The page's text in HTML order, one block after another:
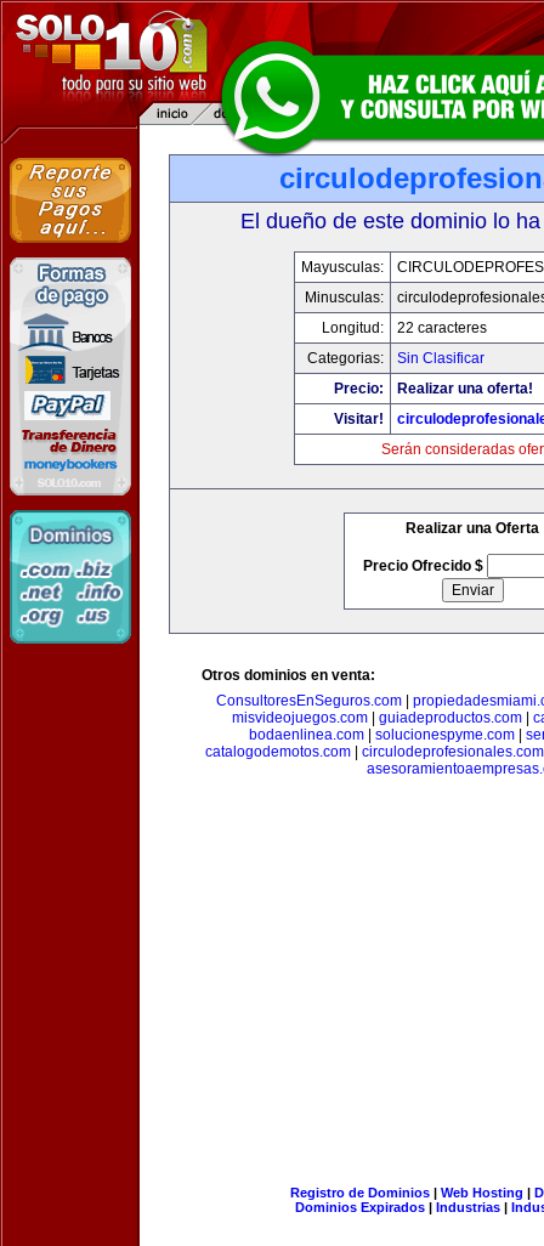
El dueño de este dominio lo
Mayusculas:
Minusculas:
Longitud:
22 caracteres
Categorias:
Sin Clasificar
Precio:
Realizar una oferta!
Visitar!
Serán consideradas
Realizar una Oferta
Precio Ofrecido $
Otros dominios en venta:
ConsultoresEnSeguros.com
misvideojuegos.com
guiadeproductos.com
bodaenlinea.com
solucionespyme.com
catalogodemotos.com
circulodeprofesionales.com
Registro de Dominios| Web Hosting |
Dominios Expirados | Industrias |